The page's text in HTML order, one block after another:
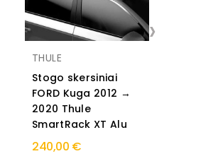
THULE
Stogo skersiniai
FORD Kuga 2012 →
2020 Thule
SmartRack XT Alu
240,00 €
›